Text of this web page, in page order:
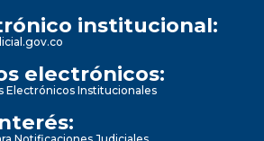
institucional:
electrónicos:
Electrónicos Institucionales